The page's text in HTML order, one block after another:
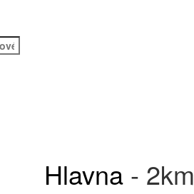
Hlavna - 2km